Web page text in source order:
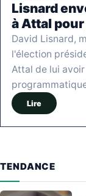
Lisnard
à Attal
David Lisnard,
l'élection
Attal de lui
Lire
TENDANCE